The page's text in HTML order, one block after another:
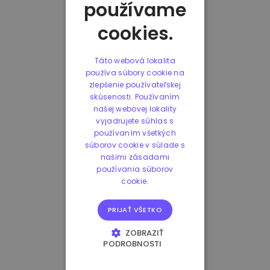
používame
cookies.
Táto webová lokalita
používa súbory cookie na
zlepšenie používateľskej
skúsenosti. Používaním
našej webovej lokality
vyjadrujete súhlas s
používaním všetkých
súborov cookie v súlade s
našimi zásadami
používania súborov
cookie.
PRIJAŤ VŠETKO
ZOBRAZIŤ
PODROBNOSTI